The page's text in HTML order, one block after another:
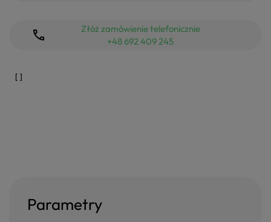
Złóż zamówienie telefonicznie
+48 692 409 245
Parametry